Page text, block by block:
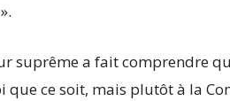
suprême a fait comprendre
que ce soit, mais plutôt à la